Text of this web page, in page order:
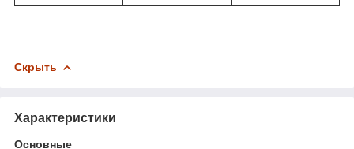
Скрыть
Характеристики
Основные